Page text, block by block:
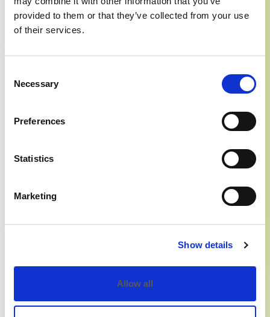
provided to them or that they’ve collected from your use
of their services.
Selection
Necessary
Preferences
Statistics
Marketing
Show details
Allow all
Invia
Prodotti correlati